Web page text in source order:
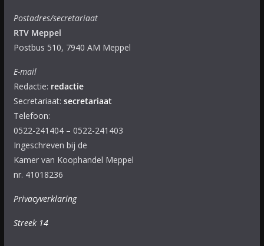
Postadres/secretariaat
RTV Meppel
Postbus 510, 7940 AM Meppel
E-mail
Redactie: redactie
Secretariaat: secretariaat
Telefoon:
0522-241404 – 0522-241403
Ingeschreven bij de
Kamer van Koophandel Meppel
nr. 41018236
Privacyverklaring
Streek 14